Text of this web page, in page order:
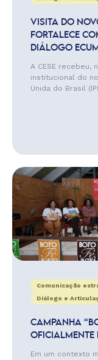
VISITA DO
FORTALECE
DIÁLOGO
A CESE recebeu,
institucional do
Unida do Brasil
Comunicação
Diálogo e
CAMPANHA
OFICIALMENTE
Em um contexto